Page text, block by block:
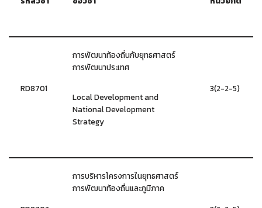
RD8701
การพัฒนาท้องถิ่นกับยุทธศาสตร์
การพัฒนาประเทศ
Local Development and
National Development
Strategy
3(2-2-5)
การบริหารโครงการในยุทธศาสตร์
การพัฒนาท้องถิ่นและภูมิภาค